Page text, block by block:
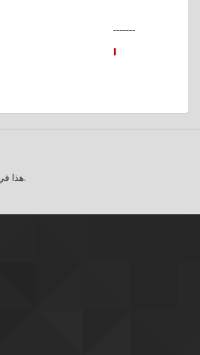
-------
I
تم تسجيل NSN هذا في رموز القفص التالية.